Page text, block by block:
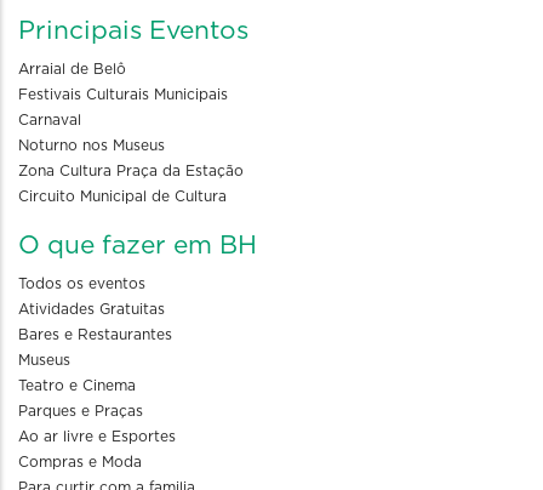
Principais Eventos
Arraial de Belô
Festivais Culturais Municipais
Carnaval
Noturno nos Museus
Zona Cultura Praça da Estação
Circuito Municipal de Cultura
O que fazer em BH
Todos os eventos
Atividades Gratuitas
Bares e Restaurantes
Museus
Teatro e Cinema
Parques e Praças
Ao ar livre e Esportes
Compras e Moda